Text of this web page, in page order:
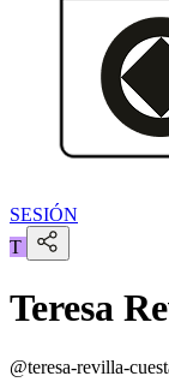
SESIÓN
T
Teresa
@teresa-revilla-